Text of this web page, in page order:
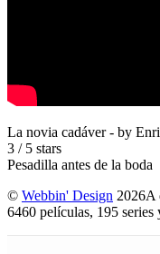
La novia cadáver- by
3 / 5 stars
Pesadilla antes de la boda
© Webbin' Design 2026A
6460 películas, 195 series